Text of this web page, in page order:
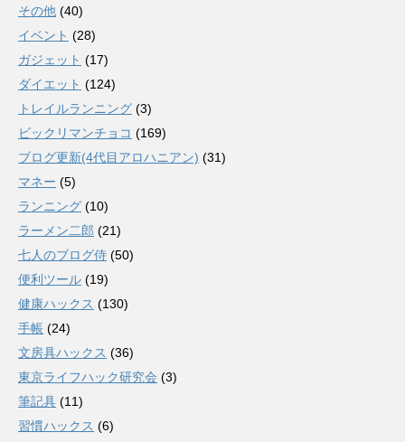
その他 (40)
イベント (28)
ガジェット (17)
ダイエット (124)
トレイルランニング (3)
ビックリマンチョコ (169)
ブログ更新(4代目アロハニアン) (31)
マネー (5)
ランニング (10)
ラーメン二郎 (21)
七人のブログ侍 (50)
便利ツール (19)
健康ハックス (130)
手帳 (24)
文房具ハックス (36)
東京ライフハック研究会 (3)
筆記具 (11)
習慣ハックス (6)